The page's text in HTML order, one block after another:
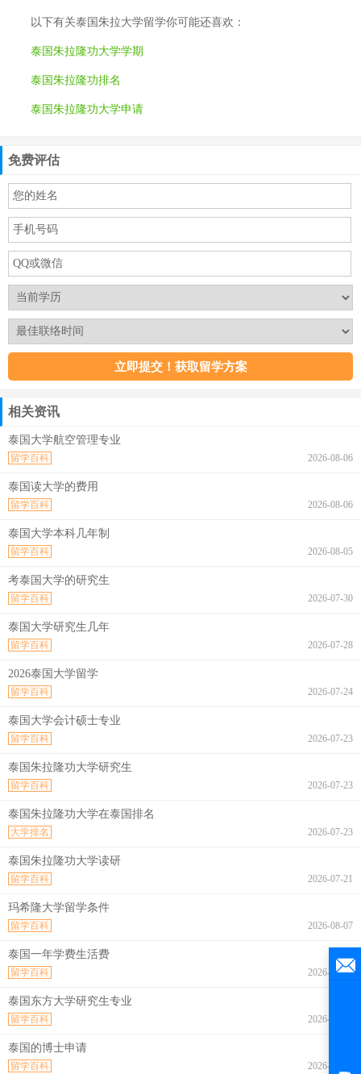
以下有关泰国朱拉大学留学你可能还喜欢：
泰国朱拉隆功大学学期
泰国朱拉隆功排名
泰国朱拉隆功大学申请
免费评估
相关资讯
泰国大学航空管理专业
2026-08-06
留学百科
泰国读大学的费用
2026-08-06
留学百科
泰国大学本科几年制
2026-08-05
留学百科
考泰国大学的研究生
2026-07-30
留学百科
泰国大学研究生几年
2026-07-28
留学百科
2026泰国大学留学
2026-07-24
留学百科
泰国大学会计硕士专业
2026-07-23
留学百科
泰国朱拉隆功大学研究生
2026-07-23
留学百科
泰国朱拉隆功大学在泰国排名
2026-07-23
大学排名
泰国朱拉隆功大学读研
2026-07-21
留学百科
玛希隆大学留学条件
2026-08-07
留学百科
泰国一年学费生活费
2026-08-07
留学百科
泰国东方大学研究生专业
2026-08-07
留学百科
泰国的博士申请
2026-08-07
留学百科